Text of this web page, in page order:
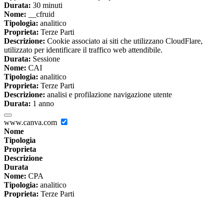
Durata: 30 minuti
Nome: __cfruid
Tipologia: analitico
Proprieta: Terze Parti
Descrizione: Cookie associato ai siti che utilizzano CloudFlare,
utilizzato per identificare il traffico web attendibile.
Durata: Sessione
Nome: CAI
Tipologia: analitico
Proprieta: Terze Parti
Descrizione: analisi e profilazione navigazione utente
Durata: 1 anno
www.canva.com
Nome
Tipologia
Proprieta
Descrizione
Durata
Nome: CPA
Tipologia: analitico
Proprieta: Terze Parti